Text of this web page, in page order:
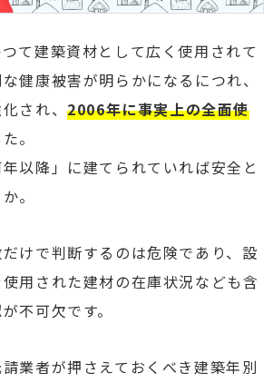
て建築資材として広く使用されて
健康被害が明らかになるにつれ、
され、2006年に事実上の全面使
。
以降」に建てられていれば安全と
。
けで判断するのは危険であり、設
用された建材の在庫状況なども含
不可欠です。
業者が押さえておくべき建築年別